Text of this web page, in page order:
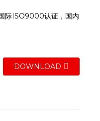
际ISO9000认证，国内
DOWNLOAD